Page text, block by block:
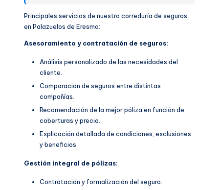
Principales servicios de nuestra correduría de seguros
en Palazuelos de Eresma:
Asesoramiento y contratación de seguros:
Análisis personalizado de las necesidades del
cliente.
Comparación de seguros entre distintas
compañías.
Recomendación de la mejor póliza en función de
coberturas y precio.
Explicación detallada de condiciones, exclusiones
y beneficios.
Gestión integral de pólizas:
Contratación y formalización del seguro.